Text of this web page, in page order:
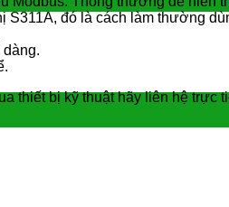
đó là cách làm thường
thiết bị kỹ thuật hãy liên hệ